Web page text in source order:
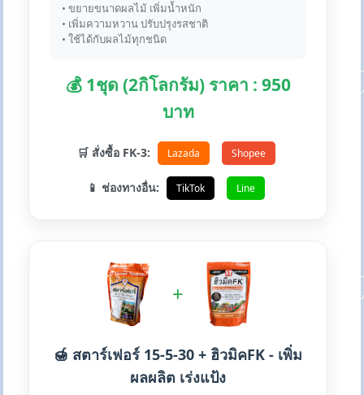
• ขยายขนาดผลไม้ เพิ่มน้ำหนัก
• เพิ่มความหวาน ปรับปรุงรสชาติ
• ใช้ได้กับผลไม้ทุกชนิด
💰 1ชุด (2กิโลกรัม) ราคา : 950
บาท
🛒 สั่งซื้อ FK-3: Lazada Shopee
📱 ช่องทางอื่น: TikTok Line
+
🍯 สตาร์เฟอร์ 15-5-30 + ฮิวมิคFK - เพิ่ม
ผลผลิต เร่งแป้ง